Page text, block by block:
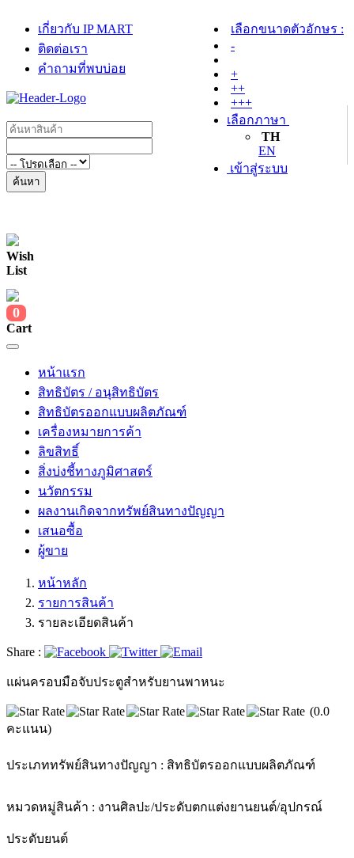
เกี่ยวกับ IP MART
ติดต่อเรา
คำถามที่พบบ่อย
เลือกขนาดตัวอักษร :
-
+
++
+++
เลือกภาษา
TH
EN
เข้าสู่ระบบ
ค้นหา
Wish
List
0
Cart
หน้าแรก
สิทธิบัตร / อนุสิทธิบัตร
สิทธิบัตรออกแบบผลิตภัณฑ์
เครื่องหมายการค้า
ลิขสิทธิ์
สิ่งบ่งชี้ทางภูมิศาสตร์
นวัตกรรม
ผลงานเกิดจากทรัพย์สินทางปัญญา
เสนอซื้อ
ผู้ขาย
หน้าหลัก
รายการสินค้า
รายละเอียดสินค้า
Share :
แผ่นครอบมือจับประตูสำหรับยานพาหนะ
(0.0
คะแนน)
ประเภททรัพย์สินทางปัญญา : สิทธิบัตรออกแบบผลิตภัณฑ์
หมวดหมู่สินค้า : งานศิลปะ/ประดับตกแต่งยานยนต์/อุปกรณ์
ประดับยนต์